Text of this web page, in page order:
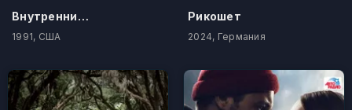
Внутренний страх 2
1991, США
Рикошет
2024, Германия